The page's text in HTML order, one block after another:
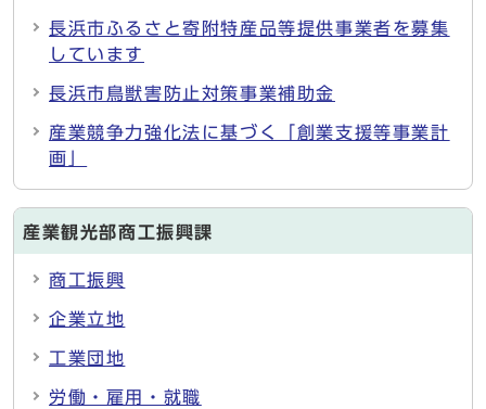
長浜市ふるさと寄附特産品等提供事業者を募集
しています
長浜市鳥獣害防止対策事業補助金
産業競争力強化法に基づく「創業支援等事業計
画」
産業観光部商工振興課
商工振興
企業立地
工業団地
労働・雇用・就職